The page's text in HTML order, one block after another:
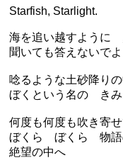
Starfish, Starlight.
海を追い越すように
聞いても答えないで
唸るような土砂降り
ぼくという名の き
何度も何度も吹き寄
ぼくら ぼくら 物語
絶望の中へ